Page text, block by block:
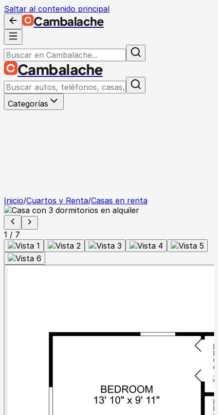
Saltar al contenido principal
Cambalache
Cambalache
Categorías
Inicio/Cuartos y Renta/Casas en renta
1 / 7